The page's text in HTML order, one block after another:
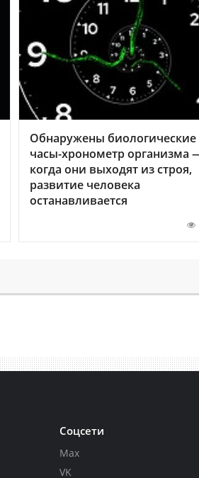
Обнаружены биологические
часы-хронометр организма
когда они выходят из строя,
развитие человека
останавливается
Соцсети
Max
VK